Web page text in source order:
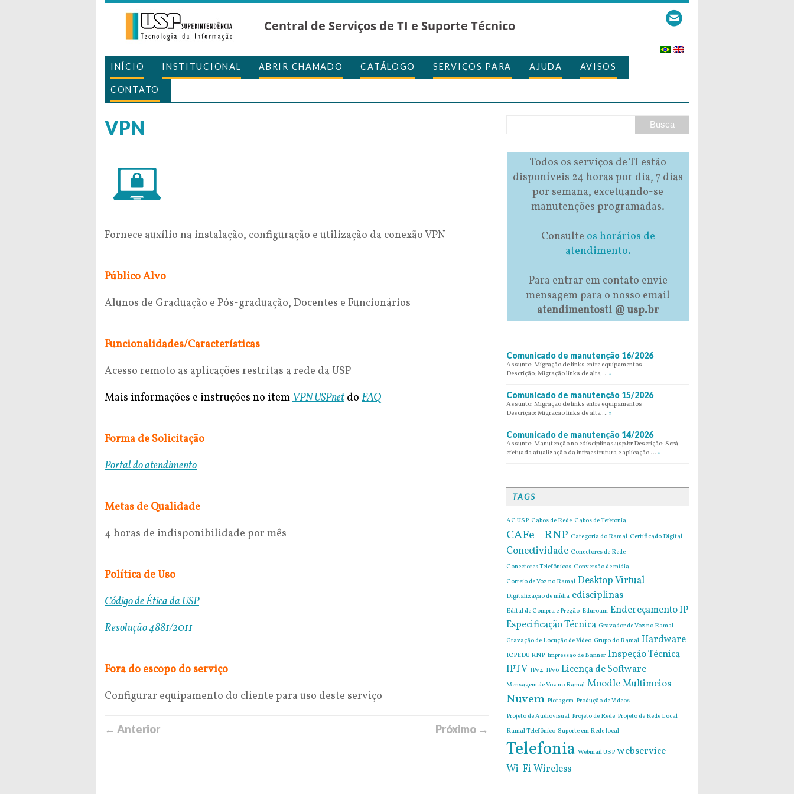
Central de Serviços de TI e Suporte Técnico
INÍCIO INSTITUCIONAL ABRIR CHAMADO CATÁLOGO SERVIÇOS PARA AJUDA AVISOS
CONTATO
VPN
Fornece auxílio na instalação, configuração e utilização da conexão VPN
Público Alvo
Alunos de Graduação e Pós-graduação, Docentes e Funcionários
Funcionalidades/Características
Acesso remoto as aplicações restritas a rede da USP
Mais informações e instruções no itemVPN USPnet do FAQ
Forma de Solicitação
Portal do atendimento
Metas de Qualidade
4 horas de indisponibilidade por mês
Política de Uso
Código de Ética da USP
Resolução 4881/2011
Fora do escopo do serviço
Configurar equipamento do cliente para uso deste serviço
← Anterior Próximo →
Todos os serviços de TI estão
disponíveis 24 horas por dia, 7 dias
por semana, excetuando-se
manutenções programadas.
Consulte os horários de
atendimento.
Para entrar em contato envie
mensagem para o nosso email
atendimentosti @ usp.br
Comunicado de manutenção 16/2026
Assunto: Migração de links entre equipamentos
Descrição: Migração links de alta … »
Comunicado de manutenção 15/2026
Assunto: Migração de links entre equipamentos
Descrição: Migração links de alta … »
Comunicado de manutenção 14/2026
Assunto: Manutenção no edisciplinas.usp.br Descrição: Será
efetuada atualização da infraestrutura e aplicação … »
TAGS
AC USP Cabos de Rede Cabos de Tefefonia
CAFe - RNP Categoria do Ramal Certificado Digital
Conectividade Conectores de Rede
Conectores Telefônicos Conversão de mídia
Correio de Voz no Ramal Desktop Virtual
Digitalização de mídia edisciplinas
Edital de Compra e Pregão Eduroam Endereçamento IP
Especificação Técnica Gravador de Voz no Ramal
Gravação de Locução de Vídeo Grupo do Ramal Hardware
ICPEDU RNP Impressão de Banner Inspeção Técnica
IPTV IPv4 IPv6 Licença de Software
Mensagem de Voz no Ramal MoodleMultimeios
Nuvem Plotagem Produção de Vídeos
Projeto de Audiovisual Projeto de Rede Projeto de Rede Local
Ramal Telefônico Suporte em Rede local
Telefonia Webmail USP webservice
Wi-Fi Wireless